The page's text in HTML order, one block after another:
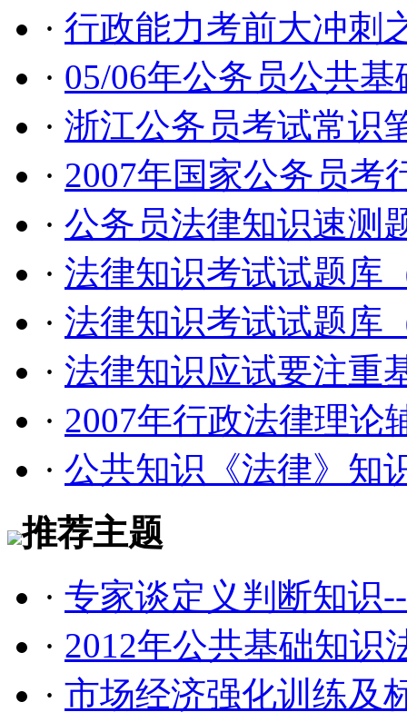
· 行政能力考前大冲刺
· 05/06年公务员公共
· 浙江公务员考试常识
· 2007年国家公务员考
· 公务员法律知识速测
· 法律知识考试试题库
· 法律知识考试试题库
· 法律知识应试要注重
· 2007年行政法律理论
· 公共知识《法律》知
推荐主题
· 专家谈定义判断知识
· 2012年公共基础知识
· 市场经济强化训练及